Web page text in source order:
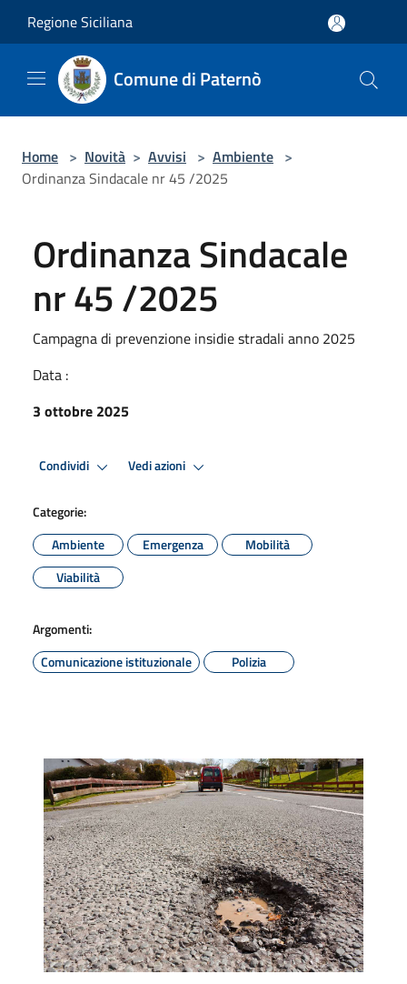
Regione Siciliana
Comune di Paternò
Home > Novità > Avvisi > Ambiente >
Ordinanza Sindacale nr 45 /2025
Ordinanza Sindacale
nr 45 /2025
Campagna di prevenzione insidie stradali anno 2025
Data :
3 ottobre 2025
Condividi Vedi azioni
Categorie:
Ambiente
Emergenza
Mobilità
Viabilità
Argomenti:
Comunicazione istituzionale
Polizia